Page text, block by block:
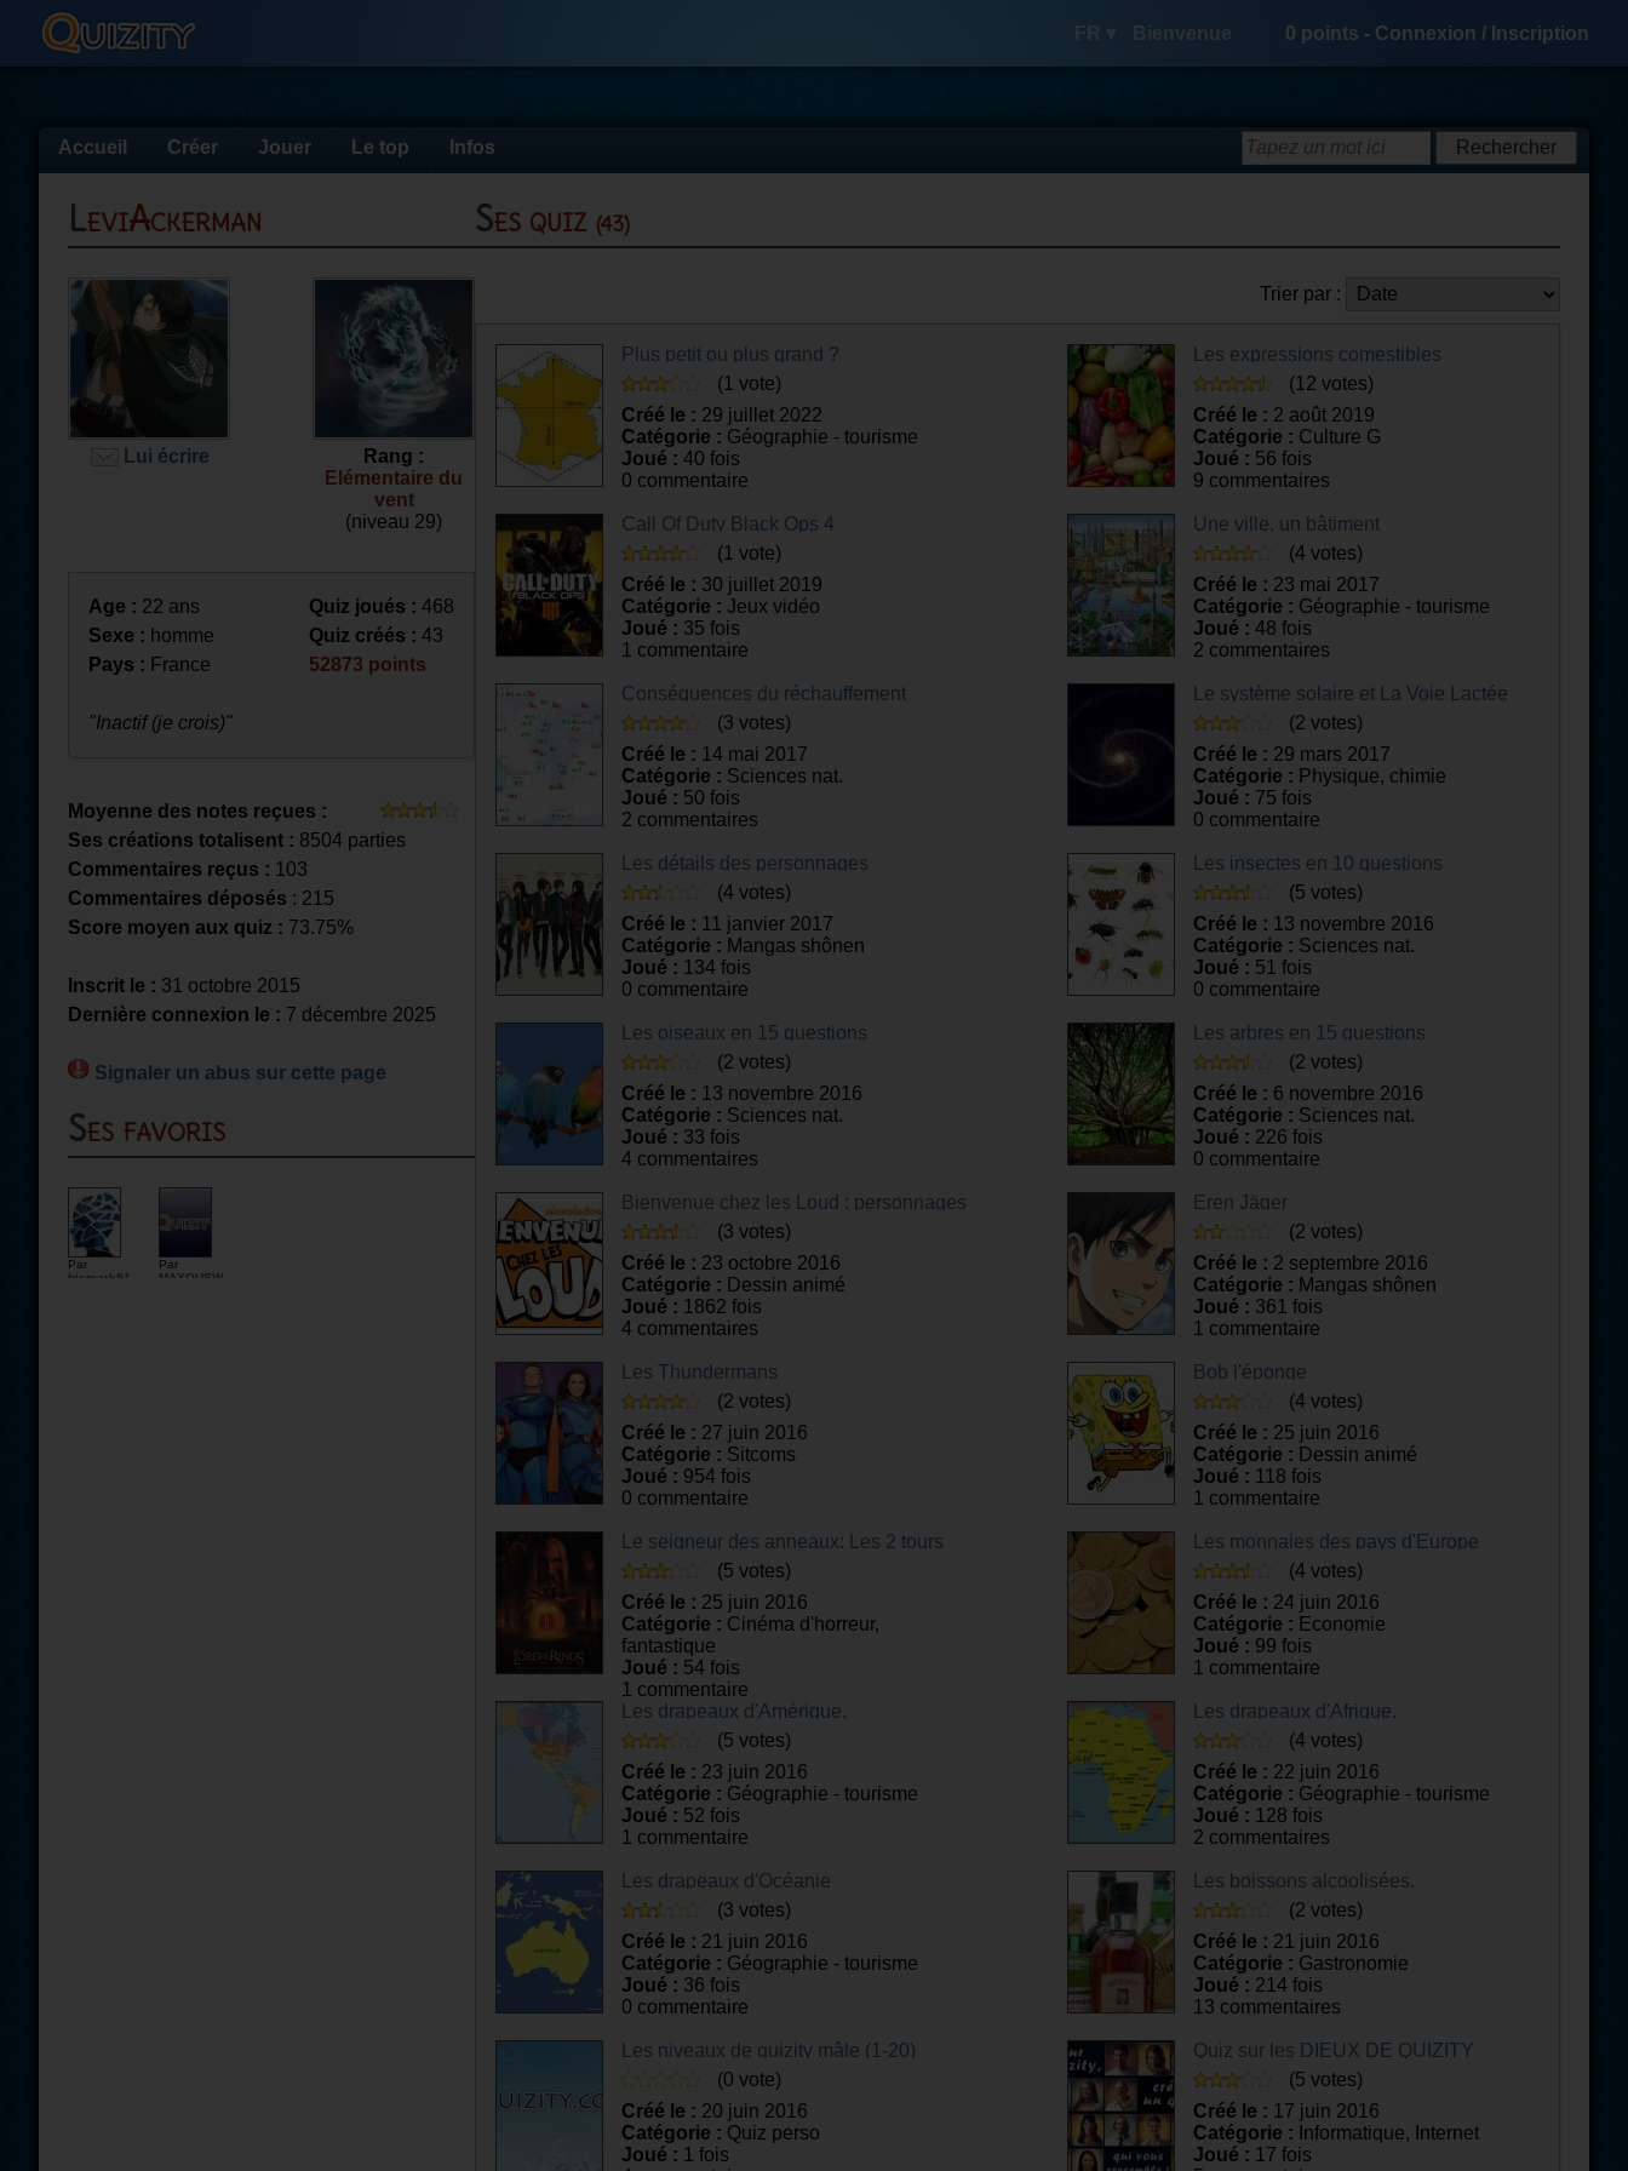
FR ▾ Bienvenue 0 points - Connexion / Inscription
Accueil Créer Jouer Le top Infos
LeviAckerman
Lui écrire
Rang :
Elémentaire du
vent
(niveau 29)
Age : 22 ans
Sexe : homme
Pays : France
Quiz joués : 468
Quiz créés : 43
52873 points
"Inactif (je crois)"
Moyenne des notes reçues :
Ses créations totalisent : 8504 parties
Commentaires reçus : 103
Commentaires déposés : 215
Score moyen aux quiz : 73.75%
Inscrit le : 31 octobre 2015
Dernière connexion le : 7 décembre 2025
Signaler un abus sur cette page
Ses favoris
Par
bismark91
Par
MAXOUSW
Ses quiz (43)
Trier par :
Plus petit ou plus grand ?
(1 vote)
Créé le : 29 juillet 2022
Catégorie : Géographie - tourisme
Joué : 40 fois
0 commentaire
Les expressions comestibles
(12 votes)
Créé le : 2 août 2019
Catégorie : Culture G
Joué : 56 fois
9 commentaires
Call Of Duty Black Ops 4
(1 vote)
Créé le : 30 juillet 2019
Catégorie : Jeux vidéo
Joué : 35 fois
1 commentaire
Une ville, un bâtiment
(4 votes)
Créé le : 23 mai 2017
Catégorie : Géographie - tourisme
Joué : 48 fois
2 commentaires
Conséquences du réchauffement
climatique
(3 votes)
Créé le : 14 mai 2017
Catégorie : Sciences nat.
Joué : 50 fois
2 commentaires
Le système solaire et La Voie Lactée
(2 votes)
Créé le : 29 mars 2017
Catégorie : Physique, chimie
Joué : 75 fois
0 commentaire
Les détails des personnages
(4 votes)
Créé le : 11 janvier 2017
Catégorie : Mangas shônen
Joué : 134 fois
0 commentaire
Les insectes en 10 questions
(5 votes)
Créé le : 13 novembre 2016
Catégorie : Sciences nat.
Joué : 51 fois
0 commentaire
Les oiseaux en 15 questions
(2 votes)
Créé le : 13 novembre 2016
Catégorie : Sciences nat.
Joué : 33 fois
4 commentaires
Les arbres en 15 questions
(2 votes)
Créé le : 6 novembre 2016
Catégorie : Sciences nat.
Joué : 226 fois
0 commentaire
Bienvenue chez les Loud : personnages
(3 votes)
Créé le : 23 octobre 2016
Catégorie : Dessin animé
Joué : 1862 fois
4 commentaires
Eren Jäger
(2 votes)
Créé le : 2 septembre 2016
Catégorie : Mangas shônen
Joué : 361 fois
1 commentaire
Les Thundermans
(2 votes)
Créé le : 27 juin 2016
Catégorie : Sitcoms
Joué : 954 fois
0 commentaire
Bob l'éponge
(4 votes)
Créé le : 25 juin 2016
Catégorie : Dessin animé
Joué : 118 fois
1 commentaire
Le seigneur des anneaux: Les 2 tours
(5 votes)
Créé le : 25 juin 2016
Catégorie : Cinéma d'horreur,
fantastique
Joué : 54 fois
1 commentaire
Les monnaies des pays d'Europe
(4 votes)
Créé le : 24 juin 2016
Catégorie : Economie
Joué : 99 fois
1 commentaire
Les drapeaux d'Amérique.
(5 votes)
Créé le : 23 juin 2016
Catégorie : Géographie - tourisme
Joué : 52 fois
1 commentaire
Les drapeaux d'Afrique.
(4 votes)
Créé le : 22 juin 2016
Catégorie : Géographie - tourisme
Joué : 128 fois
2 commentaires
Les drapeaux d'Océanie
(3 votes)
Créé le : 21 juin 2016
Catégorie : Géographie - tourisme
Joué : 36 fois
0 commentaire
Les boissons alcoolisées.
(2 votes)
Créé le : 21 juin 2016
Catégorie : Gastronomie
Joué : 214 fois
13 commentaires
Les niveaux de quizity mâle (1-20)
(0 vote)
Créé le : 20 juin 2016
Catégorie : Quiz perso
Joué : 1 fois
Quiz sur les DIEUX DE QUIZITY
(5 votes)
Créé le : 17 juin 2016
Catégorie : Informatique, Internet
Joué : 17 fois